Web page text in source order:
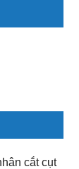
cắt cụt